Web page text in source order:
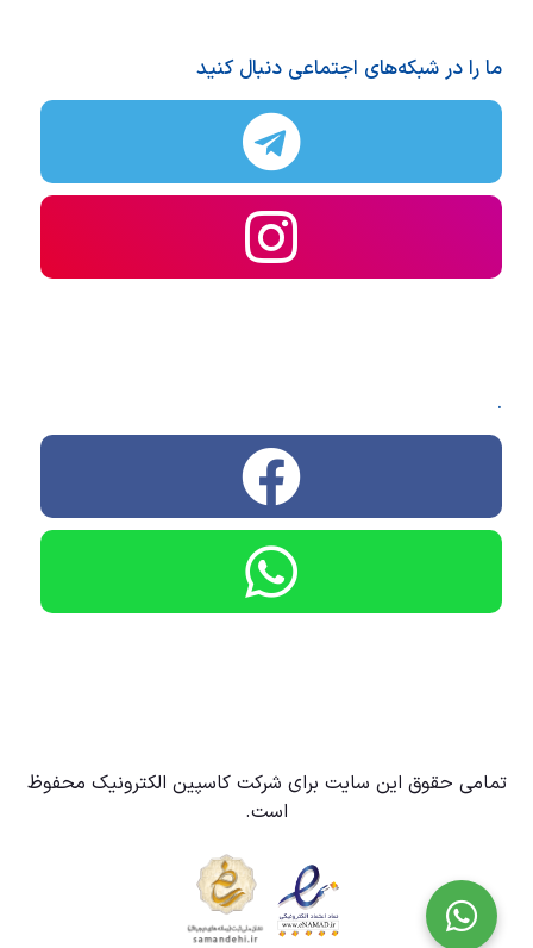
ما را در شبکه‌های اجتماعی دنبال کنید
.
تمامی حقوق این سایت برای شرکت کاسپین الکترونیک محفوظ
است.